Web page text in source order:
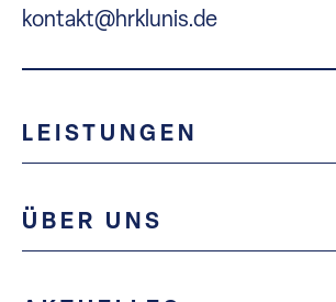
kontakt@hrklunis.de
LEISTUNGEN
ÜBER UNS